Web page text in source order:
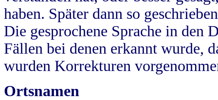
haben. Später dann so
Die gesprochene Sprache in
Fällen bei denen erkannt wurde,
wurden Korrekturen
Ortsnamen